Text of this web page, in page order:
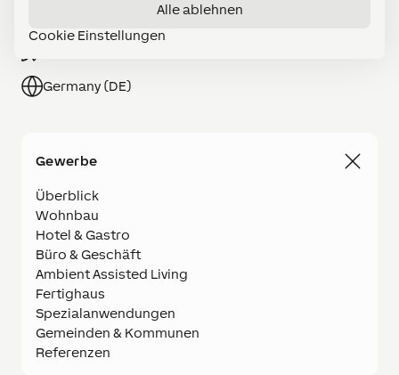
Alle ablehnen
Cookie Einstellungen
Germany (DE)
Gewerbe
Überblick
Wohnbau
Hotel & Gastro
Büro & Geschäft
Ambient Assisted Living
Fertighaus
Spezialanwendungen
Gemeinden & Kommunen
Referenzen